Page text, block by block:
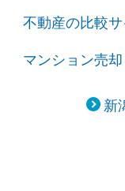
不動産の比較
マンション売
新